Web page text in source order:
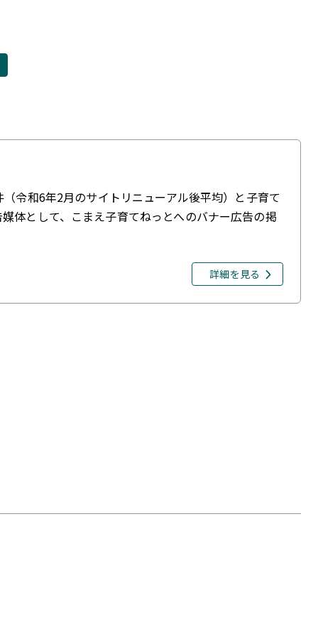
令和6年2月のサイトリニューアル後平均）と子育て
体として、こまえ子育てねっとへのバナー広告の掲
詳細を見る